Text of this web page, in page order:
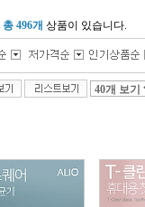
총 496개 상품이 있습니다.